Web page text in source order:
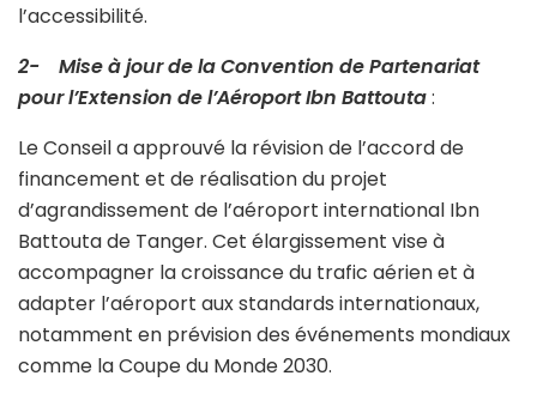
l’accessibilité.
2- Mise à jour de la Convention de Partenariat
pour l’Extension de l’Aéroport Ibn Battouta:
Le Conseil a approuvé la révision de l’accord de
financement et de réalisation du projet
d’agrandissement de l’aéroport international Ibn
Battouta de Tanger. Cet élargissement vise à
accompagner la croissance du trafic aérien et à
adapter l’aéroport aux standards internationaux,
notamment en prévision des événements mondiaux
comme la Coupe du Monde 2030.